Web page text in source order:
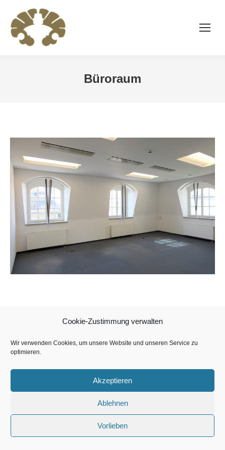
Cookie-Zustimmung verwalten
Wir verwenden Cookies, um unsere Website und unseren Service zu
optimieren.
Akzeptieren
Ablehnen
Vorlieben
Büroraum
Copyright MoM Mall of Munich Beteiligungs GmbH & Co. Objekt
Hopfenpost KG 2026